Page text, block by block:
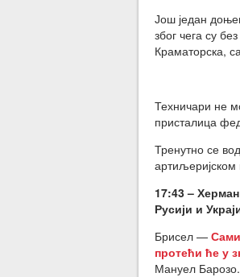
Још један
због чега су
Краматорска,
Техничари не
присталица
Тренутно се
артиљеријском
17:43 –
Русији и
Брисел —
протећи ће у
Мануел Барозо.